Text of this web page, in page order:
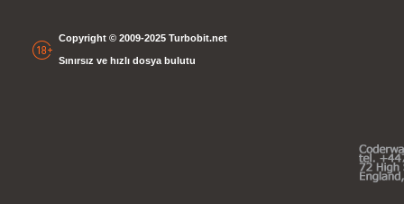
Copyright © 2009-2025 Turbobit.net
Sınırsız ve hızlı dosya bulutu